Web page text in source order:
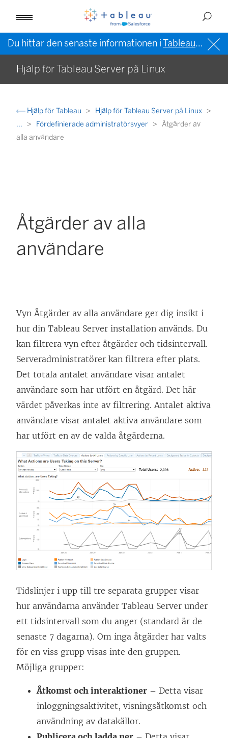
Du hittar den senaste informationen iTableau-hjälpen på engelska (USA)
Hjälp för Tableau Server på Linux
Hjälp för Tableau
Hjälp för Tableau Server på Linux
...
Fördefinierade administratörsvyer
Åtgärder av
alla användare
Åtgärder av alla
användare
Vyn Åtgärder av alla användare ger dig insikt i
hur din Tableau Server installation används. Du
kan filtrera vyn efter åtgärder och tidsintervall.
Serveradministratörer kan filtrera efter plats.
Det totala antalet användare visar antalet
användare som har utfört en åtgärd. Det här
värdet påverkas inte av filtrering. Antalet aktiva
användare visar antalet aktiva användare som
har utfört en av de valda åtgärderna.
Tidslinjer i upp till tre separata grupper visar
hur användarna använder Tableau Server under
ett tidsintervall som du anger (standard är de
senaste 7 dagarna). Om inga åtgärder har valts
för en viss grupp visas inte den gruppen.
Möjliga grupper:
Åtkomst och interaktioner – Detta visar
inloggningsaktivitet, visningsåtkomst och
användning av datakällor.